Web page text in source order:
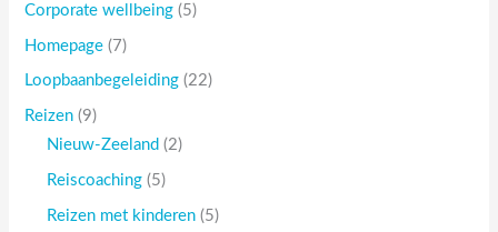
Corporate wellbeing (5)
Homepage (7)
Loopbaanbegeleiding (22)
Reizen (9)
Nieuw-Zeeland (2)
Reiscoaching (5)
Reizen met kinderen (5)